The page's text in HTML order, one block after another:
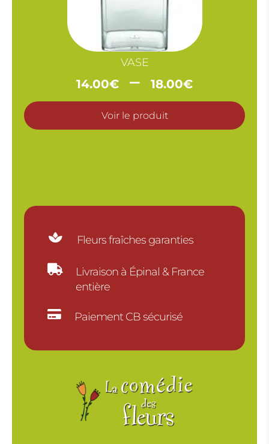
VASE
14.00€ – 18.00€Plage
de
prix :
14.00€
Voir le produit
 Fleurs fraîches garanties

Livraison à Épinal & France
entière
 Paiement CB sécurisé